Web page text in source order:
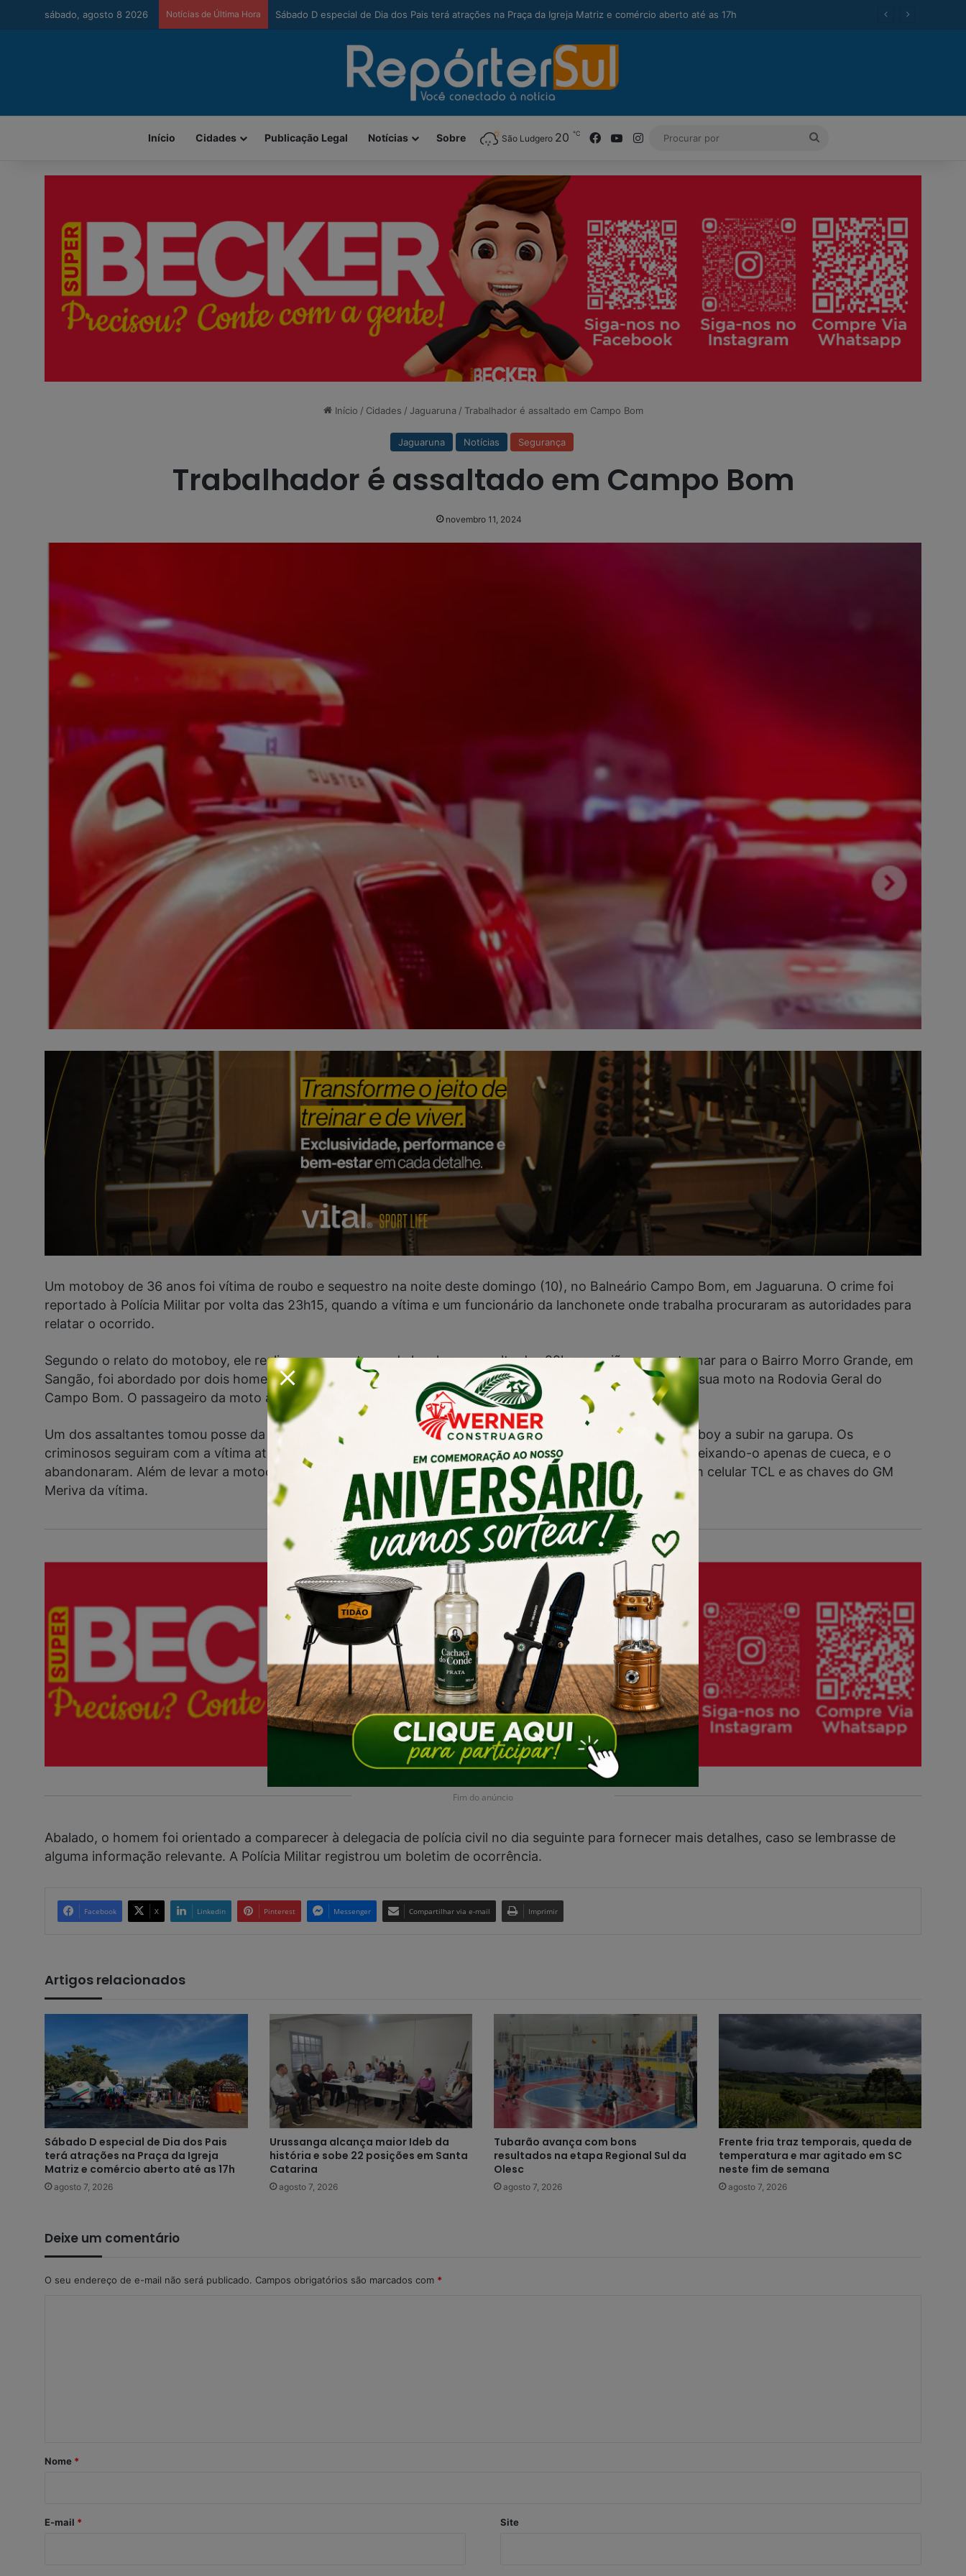
sábado, agosto 8 2026 Notícias de Última Hora Urussanga alcança maior Ideb da história e sobe 22 posições em Santa Catarina
Início Cidades Publicação Legal Notícias Sobre São Ludgero 20 ℃ Facebook
YouTube
Instagram
Procurar
Início / Cidades / Jaguaruna / Trabalhador é assaltado em Campo Bom
Jaguaruna Notícias Segurança
Trabalhador é assaltado em Campo Bom
novembro 11, 2024
Um motoboy de 36 anos foi vítima de roubo e sequestro na noite deste domingo (10), no Balneário Campo Bom, em Jaguaruna. O crime foi
reportado à Polícia Militar por volta das 23h15, quando a vítima e um funcionário da lanchonete onde trabalha procuraram as autoridades para
relatar o ocorrido.
Segundo o relato do motoboy, ele realizava uma entrega de lanches por volta das 22h na região e, ao retornar para o Bairro Morro Grande, em
Sangão, foi abordado por dois homens em uma motocicleta Honda Bros vermelha, que emparelharam com sua moto na Rodovia Geral do
Campo Bom. O passageiro da moto apontou uma arma de fogo e o obrigou a parar.
Um dos assaltantes tomou posse da moto Honda CG 125, da lanchonete, enquanto o outro obrigou o motoboy a subir na garupa. Os
criminosos seguiram com a vítima até o Bairro Balneário Arroio Corrente, onde a forçaram a tirar a roupa, deixando-o apenas de cueca, e o
abandonaram. Além de levar a motocicleta Honda CG 125, placa MLN8I34, os ladrões roubaram também um celular TCL e as chaves do GM
Meriva da vítima.
Continua após anúncio
Fim do anúncio
Abalado, o homem foi orientado a comparecer à delegacia de polícia civil no dia seguinte para fornecer mais detalhes, caso se lembrasse de
alguma informação relevante. A Polícia Militar registrou um boletim de ocorrência.
Facebook X Linkedin Pinterest Messenger Compartilhar via e-mail Imprimir
Artigos relacionados
Sábado D especial de Dia dos Pais
terá atrações na Praça da Igreja
Matriz e comércio aberto até as 17h
agosto 7, 2026
Urussanga alcança maior Ideb da
história e sobe 22 posições em Santa
Catarina
agosto 7, 2026
Tubarão avança com bons
resultados na etapa Regional Sul da
Olesc
agosto 7, 2026
Frente fria traz temporais, queda de
temperatura e mar agitado em SC
neste fim de semana
agosto 7, 2026
Deixe um comentário
O seu endereço de e-mail não será publicado. Campos obrigatórios são marcados com *
r
*
Nome *
E-mail * Site